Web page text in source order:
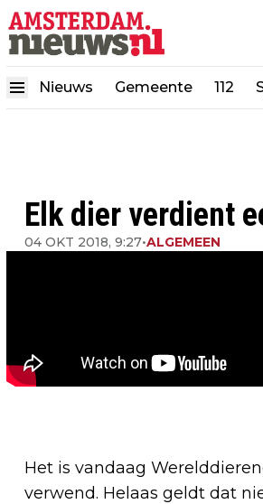
Nieuws Gemeente 112
Elk dier verdient
04 OKT 2018, 9:27•ALGEMEEN
Het is vandaag
verwend. Helaas geldt dat